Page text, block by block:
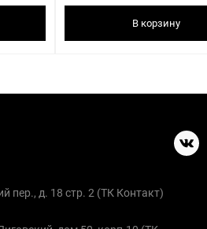
В корзину
пер., д. 18 стр. 2 (ТК Контакт)